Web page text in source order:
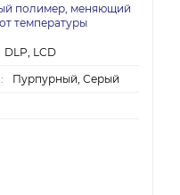
полимер, меняющий
температуры
DLP, LCD
Пурпурный, Серый